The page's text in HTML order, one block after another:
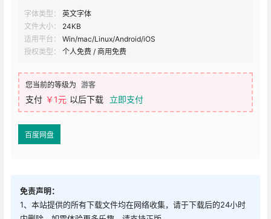
字体类型：
英文字体
文件大小：
24KB
适用平台：
Win/mac/Linux/Android/iOS
授权类型：
个人免费 / 商用免费
您当前的等级为 游客
支付 ￥1元 以后下载 立即支付
百度网盘
免责声明：
1、本站提供的所有下载文件均在网络收集，请于下载后的24小时